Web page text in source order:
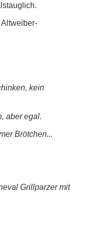
kein
aber egal.
Brötchen...
Grillparzer mit